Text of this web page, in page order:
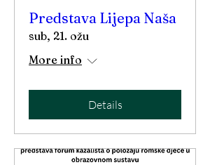
Predstava Lijepa Naša
sub, 21. ožu
More info
Details